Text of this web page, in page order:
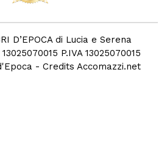
D’EPOCA di Lucia e Serena
P.IVA 13025070015
- Credits Accomazzi.net